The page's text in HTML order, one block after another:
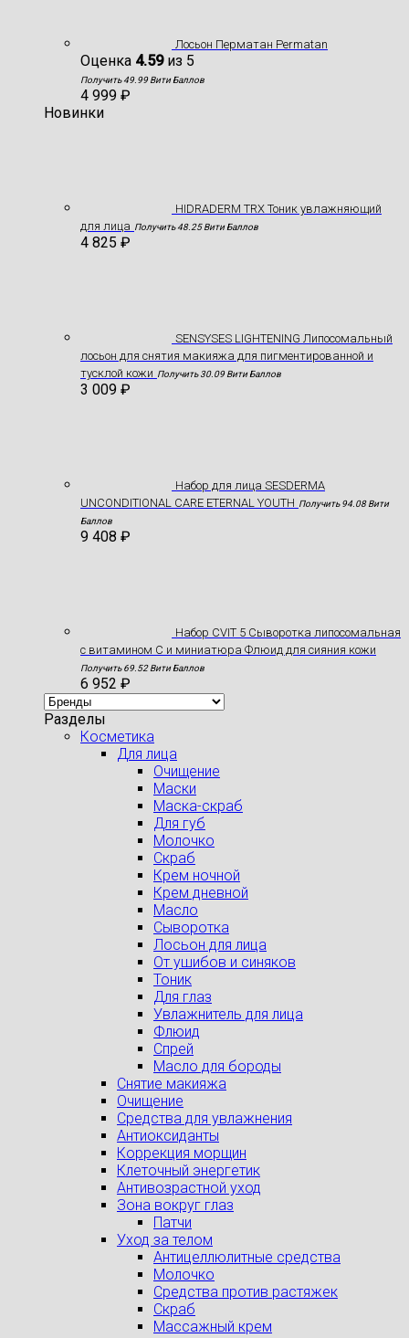
Лосьон Перматан Permatan
Оценка 4.59из 5
Получить 49.99 Вити Баллов
4 999 ₽
Новинки
HIDRADERM TRX Тоник увлажняющий
для лица Получить 48.25 Вити Баллов
4 825 ₽
SENSYSES LIGHTENING Липосомальный
лосьон для снятия макияжа для пигментированной и
тусклой кожи Получить 30.09 Вити Баллов
3 009 ₽
Hабор для лица SESDERMA
UNCONDITIONAL CARE ETERNAL YOUTH Получить 94.08 Вити
Баллов
9 408 ₽
Набор CVIT 5 Сыворотка липосомальная
с витамином С и миниатюра Флюид для сияния кожи
Получить 69.52 Вити Баллов
6 952 ₽
Разделы
Косметика
Для лица
Очищение
Маски
Маска-скраб
Для губ
Молочко
Скраб
Крем ночной
Крем дневной
Масло
Сыворотка
Лосьон для лица
От ушибов и синяков
Тоник
Для глаз
Увлажнитель для лица
Флюид
Спрей
Масло для бороды
Снятие макияжа
Очищение
Средства для увлажнения
Антиоксиданты
Коррекция морщин
Клеточный энергетик
Антивозрастной уход
Зона вокруг глаз
Патчи
Уход за телом
Антицеллюлитные средства
Молочко
Средства против растяжек
Скраб
Массажный крем